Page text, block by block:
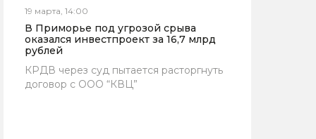
19 марта, 14:00
В Приморье под угрозой срыва
оказался инвестпроект за 16,7 млрд
рублей
КРДВ через суд пытается расторгнуть
договор с ООО “КВЦ”